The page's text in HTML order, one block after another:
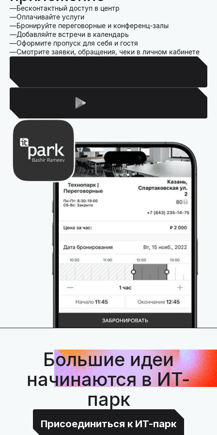
Бесконтактный доступ в центр
Оплачивайте услуги
Бронируйте переговорные и конференц-залы
Добавляйте встречи в календарь
Оформите пропуск для себя и гостя
Смотрите заявки, обращения, чеки в личном кабинете
Большие идеи
начинаются в ИТ-
парк
Присоединиться к ИТ-парк